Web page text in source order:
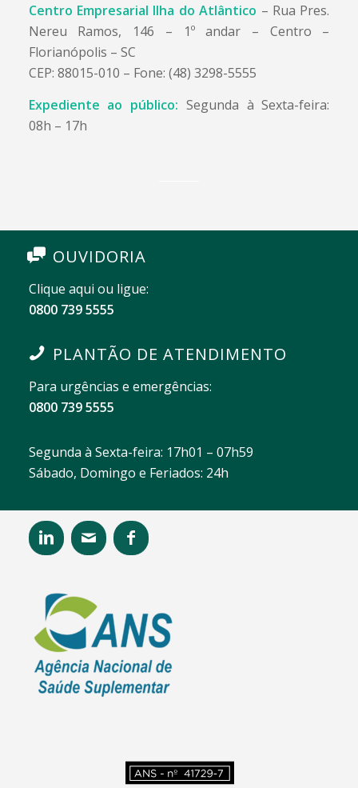
Centro Empresarial Ilha do Atlântico – Rua Pres.
Nereu Ramos, 146 – 1º andar – Centro –
Florianópolis – SC
CEP: 88015-010 – Fone: (48) 3298-5555
Expediente ao público: Segunda à Sexta-feira:
08h – 17h
OUVIDORIA
Clique aqui ou ligue:
0800 739 5555
PLANTÃO DE ATENDIMENTO
Para urgências e emergências:
0800 739 5555
Segunda à Sexta-feira: 17h01 – 07h59
Sábado, Domingo e Feriados: 24h